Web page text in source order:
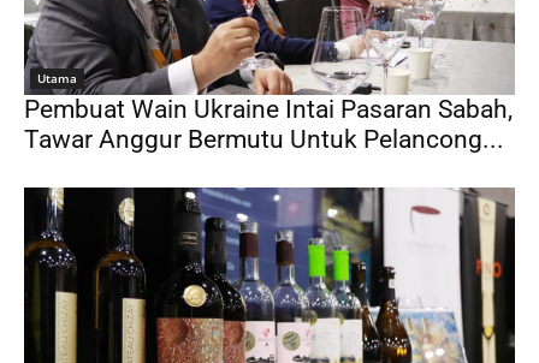
Utama
Pembuat Wain Ukraine Intai Pasaran Sabah,
Tawar Anggur Bermutu Untuk Pelancong...